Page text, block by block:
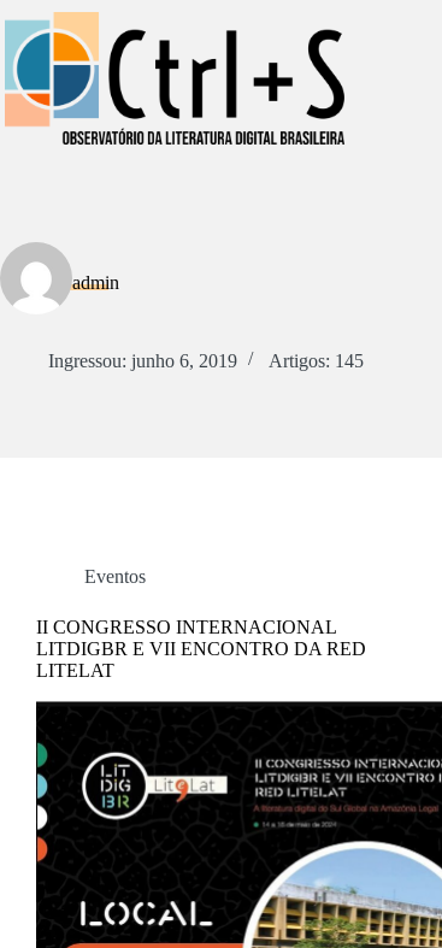
para
conteúdo
admin
Ingressou: junho 6, 2019 Artigos: 145
Eventos
II CONGRESSO INTERNACIONAL
LITDIGBR E VII ENCONTRO DA RED
LITELAT